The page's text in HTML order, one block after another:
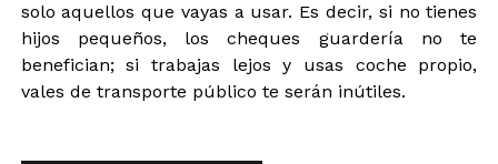
solo aquellos que vayas a usar. Es decir, si no tienes
hijos pequeños, los cheques guardería no te
benefician; si trabajas lejos y usas coche propio,
vales de transporte público te serán inútiles.